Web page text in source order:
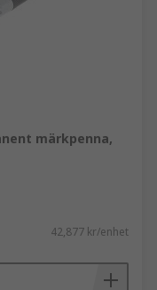
märkpenna,
42,877 kr/enhet